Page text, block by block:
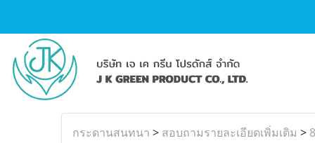
กระดานสนทนา > สอบถามรายละเอียดเพิ่มเติม >